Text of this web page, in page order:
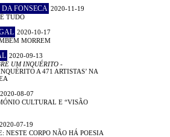
FONSECA 2020-11-19
TUDO
2020-10-17
MORREM
2020-09-13
UM INQUÉRITO -
A 471 ARTISTAS’ NA
2020-08-07
CULTURAL E “VISÃO
2020-07-19
NESTE CORPO NÃO HÁ POESIA